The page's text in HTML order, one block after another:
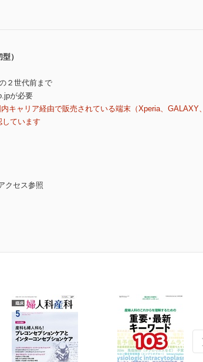
）
２世代前まで
が必要
キャリア経由で販売されている端末（Xperia、GALAXY、
ています
クセス参照